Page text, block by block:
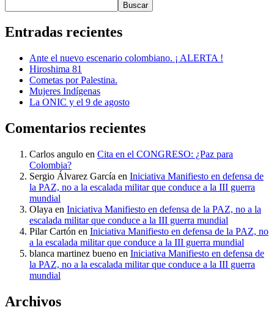
Buscar
Entradas recientes
Ante el nuevo escenario colombiano. ¡ ALERTA !
Hiroshima 81
Cometas por Palestina.
Mujeres Indígenas
La ONIC y el 9 de agosto
Comentarios recientes
Carlos angulo en Cita en el CONGRESO: ¿Paz para
Colombia?
Sergio Álvarez García en Iniciativa Manifiesto en defensa de
la PAZ, no a la escalada militar que conduce a la III guerra
mundial
Olaya en Iniciativa Manifiesto en defensa de la PAZ, no a la
escalada militar que conduce a la III guerra mundial
Pilar Cartón en Iniciativa Manifiesto en defensa de la PAZ, no
a la escalada militar que conduce a la III guerra mundial
blanca martinez bueno en Iniciativa Manifiesto en defensa de
la PAZ, no a la escalada militar que conduce a la III guerra
mundial
Archivos